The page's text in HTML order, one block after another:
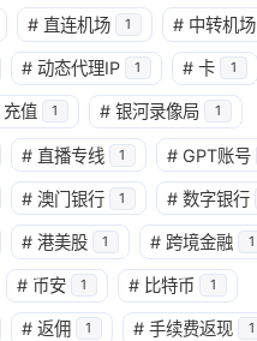
# 直连机场 1 # 中转机场
# 动态代理IP 1 # 卡 1
充值 1 # 银河录像局 1
# 直播专线 1 # GPT账号
# 澳门银行 1 # 数字银行
# 港美股 1 # 跨境金融 1
# 币安 1 # 比特币 1
# 返佣 1 # 手续费返现 1